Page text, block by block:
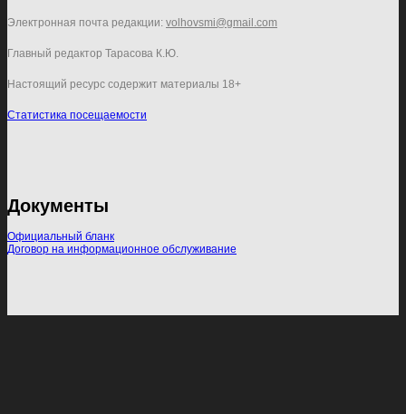
Электронная почта редакции: volhovsmi@gmail.com
Главный редактор Тарасова К.Ю.
Настоящий ресурс содержит материалы 18+
Статистика посещаемости
Документы
Официальный бланк
Договор на информационное обслуживание